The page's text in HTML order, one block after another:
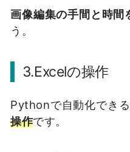
画像編集の手間と時間
う。
3.Excelの操作
Pythonで自動化でき
操作です。